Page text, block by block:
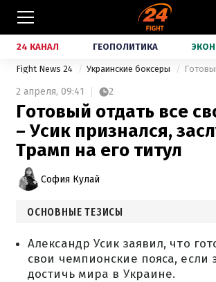
24 КАНАЛ ГЕОПОЛИТИКА
Fight News 24 Украинские боксеры
2 апреля, 09:41 2
Готовый отдать все
– Усик признался,
Трамп на его титул
София Кулай
ОСНОВНЫЕ ТЕЗИСЫ
Александр Усик заявил, что
свои чемпионские пояса, если
достичь мира в Украине.